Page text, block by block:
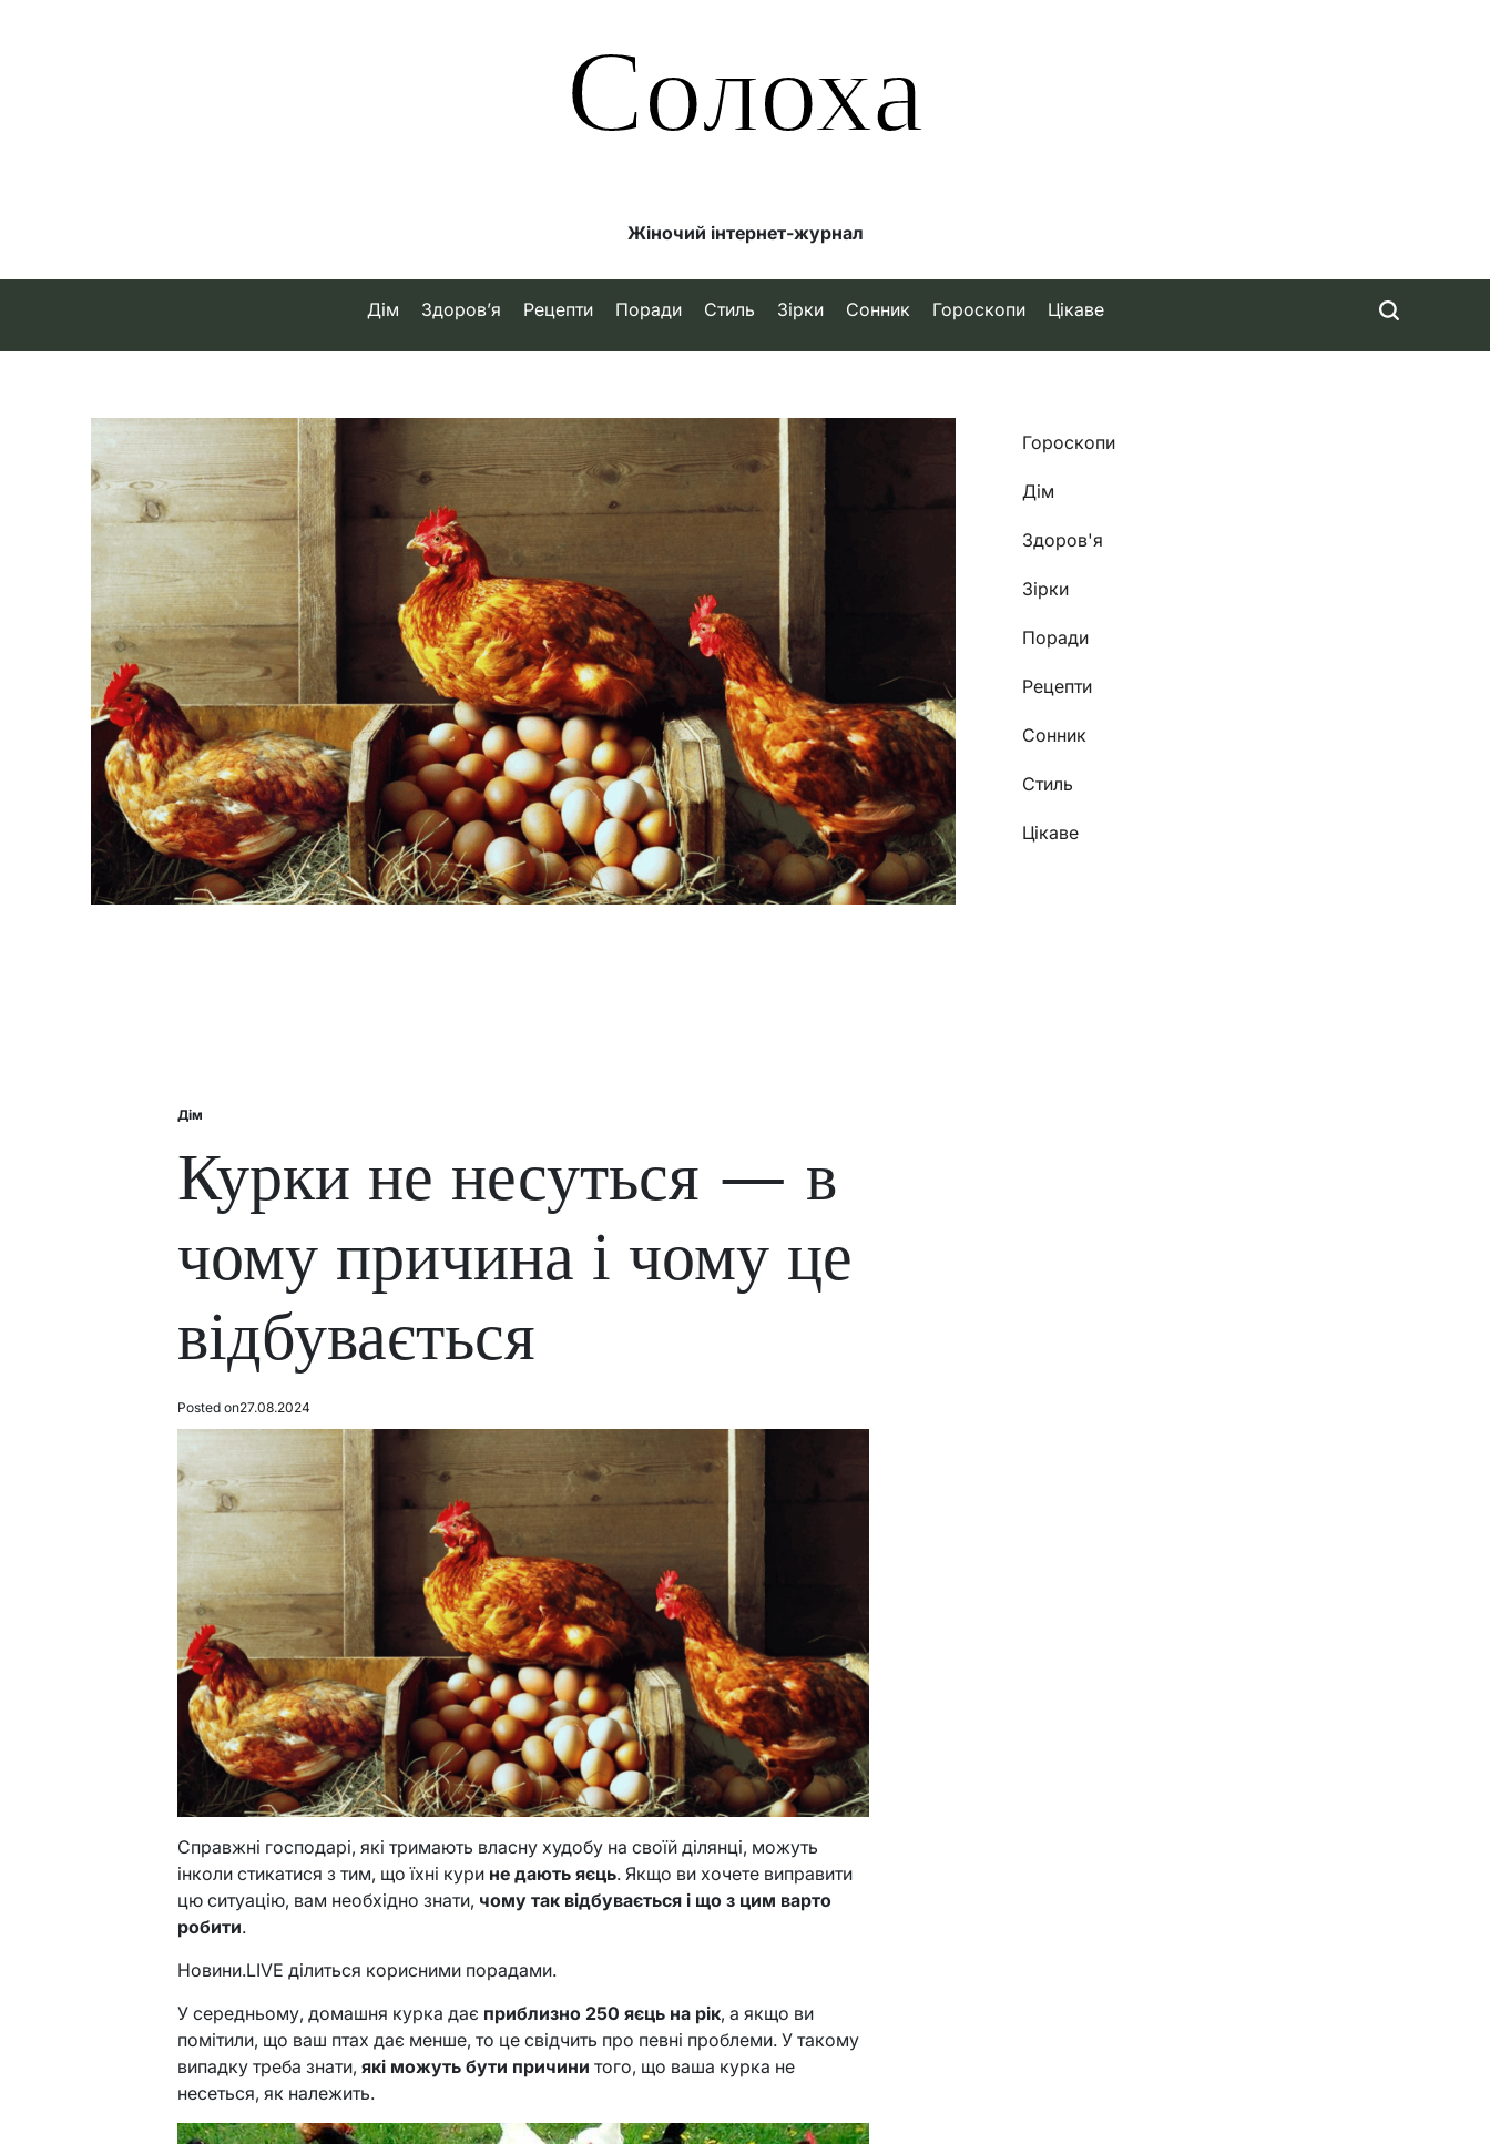
Солоха
Жіночий інтернет-журнал
Дім Здоров’я Рецепти Поради Стиль Зірки Сонник Гороскопи Цікаве
Posted
Дім
Курки не несуться — в
чому причина і чому це
відбувається
Posted on27.08.2024
Справжні господарі, які тримають власну худобу на своїй ділянці, можуть
інколи стикатися з тим, що їхні кури не дають яєць. Якщо ви хочете виправити
цю ситуацію, вам необхідно знати, чому так відбувається і що з цим варто
робити.
Новини.LIVE ділиться корисними порадами.
У середньому, домашня курка дає приблизно 250 яєць на рік, а якщо ви
помітили, що ваш птах дає менше, то це свідчить про певні проблеми. У такому
випадку треба знати,які можуть бути причини того, що ваша курка не
несеться, як належить.
Гороскопи
Дім
Здоров'я
Зірки
Поради
Рецепти
Сонник
Стиль
Цікаве